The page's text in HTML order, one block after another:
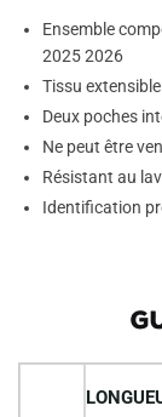
Ensemble
2025 2026
Tissu
Deux poches
Ne peut être
Résistant au
Identification